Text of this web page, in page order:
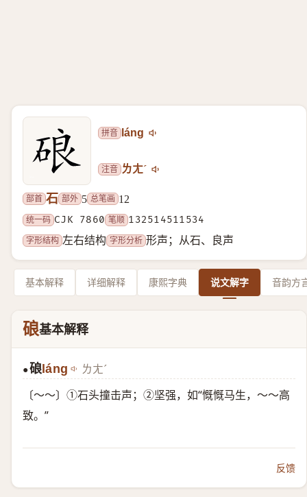
拼音 láng
注音 ㄌㄤˊ
部首 石 部外 5 总笔画 12
统一码 CJK 7860 笔顺 132514511534
字形结构 左右结构 字形分析 形声；从石、良声
基本解释 详细解释 康熙字典 说文解字 音韵方
硠基本解释
●硠 láng ㄌㄤˊ
〔～～〕①石头撞击声；②坚强，如“慨慨马生，～～高
致。”
反馈